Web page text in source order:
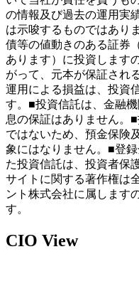
の情報及び過去の運用実
は示唆するものではあり
債等の値動きのある証券
あります）に投資します
がって、元本が保証され
運用による損益は、投資
す。■投資信託は、金融
息の保証はありません。
ではないため、預金保険
象にはなりません。■登
た投資信託は、投資者保
サイトに関する著作権は
ント株式会社に属します
す。
CIO View